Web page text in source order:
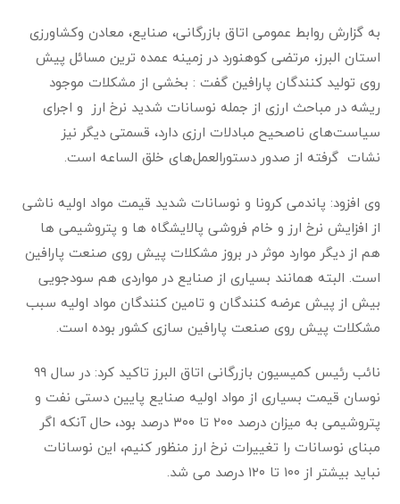
به ﮔﺰارش رواﺑﻂ ﻋﻤﻮﻣﯽ اﺗﺎق ﺑﺎزرﮔﺎﻧﯽ، ﺻﻨﺎﯾﻊ، ﻣﻌﺎدن وﮐﺸﺎورزی
اﺳﺘﺎن اﻟﺒﺮز، ﻣﺮﺗﻀﯽ ﮐﻮﻫﻨﻮرد در زﻣﯿﻨﻪ ﻋﻤﺪه ﺗﺮﯾﻦ ﻣﺴﺎﺋﻞ ﭘﯿﺶ
روی تولید کنندگان ﭘﺎراﻓﯿﻦ ﮔﻔﺖ : ﺑﺨﺸﯽ از ﻣﺸﮑﻼت ﻣﻮﺟﻮد
رﯾﺸﻪ در ﻣﺒﺎﺣﺚ ارزی از ﺟﻤﻠﻪ ﻧﻮﺳﺎﻧﺎت ﺷﺪﯾﺪ ﻧﺮخ ارز و اﺟﺮای
ﺳﯿﺎﺳﺖ‌ﻫﺎی ﻧﺎﺻﺤﯿﺢ ﻣﺒﺎدﻻت ارزی دارد، ﻗﺴﻤﺘﯽ دﯾﮕﺮ ﻧﯿﺰ
ﻧﺸﺎت ﮔﺮﻓﺘﻪ از ﺻﺪور دﺳﺘﻮراﻟﻌﻤﻞ‌ﻫﺎی ﺧﻠﻖ اﻟﺴﺎﻋﻪ اﺳﺖ.
وی اﻓﺰود: ﭘﺎﻧﺪﻣﯽ ﮐﺮوﻧﺎ و ﻧﻮﺳﺎﻧﺎت ﺷﺪﯾﺪ قیمت ﻣﻮاد اوﻟﯿﻪ ﻧﺎﺷﯽ
از اﻓﺰاﯾﺶ ﻧﺮخ ارز و ﺧﺎم ﻓﺮوﺷﯽ ﭘﺎﻻﯾﺸﮕﺎه ﻫﺎ و ﭘﺘﺮوﺷﯿﻤﯽ ﻫﺎ
ﻫﻢ از دﯾﮕﺮ ﻣﻮارد ﻣﻮﺛﺮ در ﺑﺮوز ﻣﺸﮑﻼت ﭘﯿﺶ روی ﺻﻨﻌﺖ پارافین
اﺳﺖ. اﻟﺒﺘﻪ ﻫﻤﺎﻧﻨﺪ ﺑﺴﯿﺎری از ﺻﻨﺎﯾﻊ در ﻣﻮاردی ﻫﻢ ﺳﻮدﺟﻮﯾﯽ
ﺑﯿﺶ از ﭘﯿﺶ ﻋﺮﺿﻪ ﮐﻨﻨﺪﮔﺎن و ﺗﺎﻣﯿﻦ ﮐﻨﻨﺪﮔﺎن ﻣﻮاد اوﻟﯿﻪ ﺳﺒﺐ
ﻣﺸﮑﻼت ﭘﯿﺶ روی ﺻﻨﻌﺖ ﭘﺎراﻓﯿﻦ ﺳﺎزی ﮐﺸﻮر ﺑﻮده اﺳﺖ.
نائب رئیس کمیسیون بازرگانی اتاق البرز ﺗﺎﮐﯿﺪ ﮐﺮد: در ﺳﺎل ۹۹
ﻧﻮﺳﺎن ﻗﯿﻤﺖ ﺑﺴﯿﺎری از ﻣﻮاد اوﻟﯿﻪ ﺻﻨﺎﯾﻊ ﭘﺎﯾﯿﻦ دﺳﺘﯽ ﻧﻔﺖ و
ﭘﺘﺮوﺷﯿﻤﯽ ﺑﻪ ﻣﯿﺰان درﺻﺪ ۲۰۰ تا ۳۰۰ درصد بود، ﺣﺎل آﻧﮑﻪ اﮔﺮ
ﻣﺒﻨﺎی ﻧﻮﺳﺎﻧﺎت را ﺗﻐﯿﯿﺮات ﻧﺮخ ارز ﻣﻨﻈﻮر ﮐﻨﯿﻢ، اﯾﻦ ﻧﻮﺳﺎﻧﺎت
ﻧﺒﺎﯾﺪ ﺑﯿﺸﺘﺮ از ۱۰۰ تا ۱۲۰ درﺻﺪ ﻣﯽ ﺷﺪ.